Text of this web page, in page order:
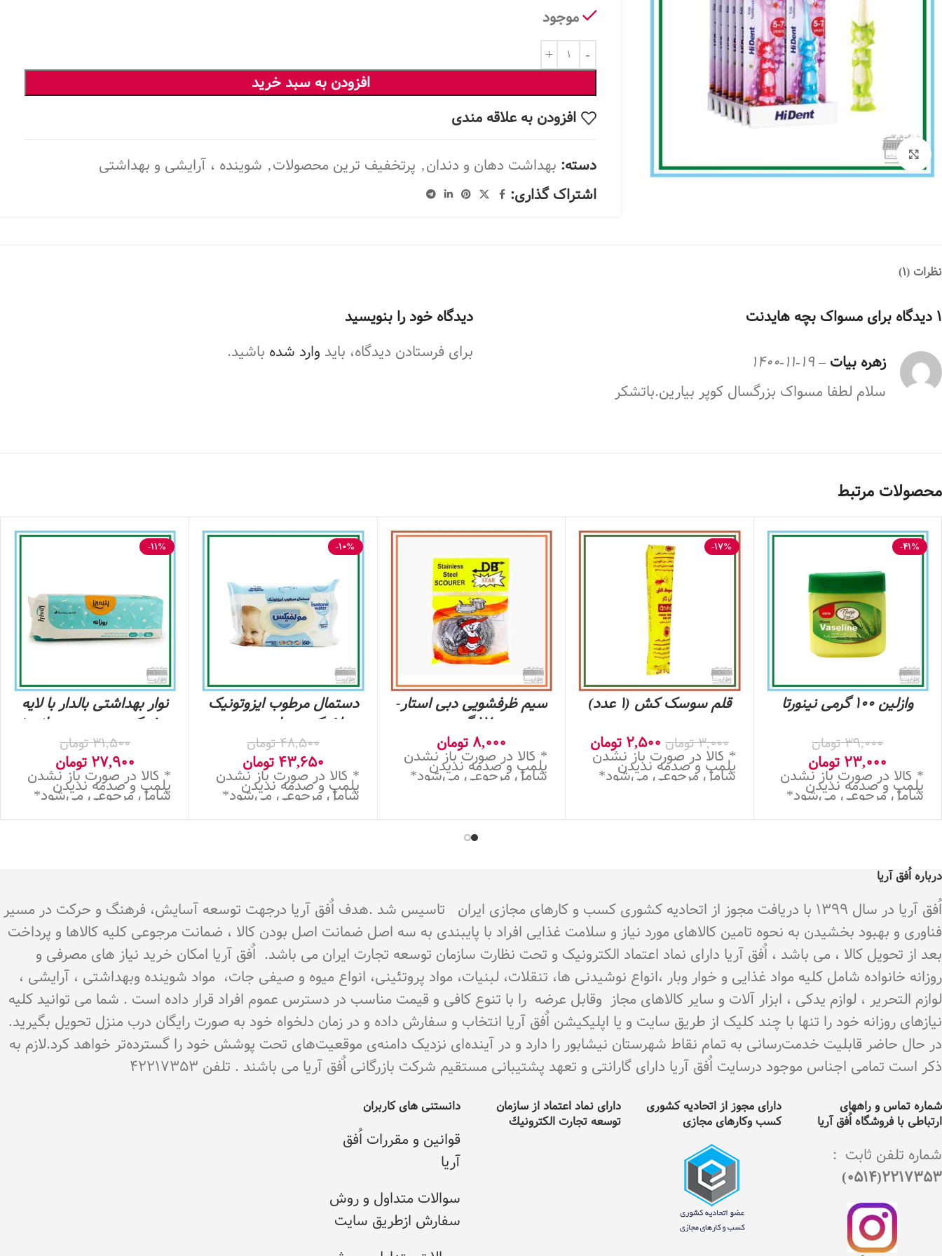
بزرگنمایی تصویر
موجود
افزودن به سبد خرید
افزودن به علاقه مندی
دسته: بهداشت دهان و دندان, پرتخفیف ترین محصولات, شوینده ، آرایشی و بهداشتی
اشتراک گذاری:
نظرات (1)
1 دیدگاه برای
مسواک بچه هایدنت
زهره بیات –
1400-11-19
سلام لطفا مسواک بزرگسال کوپر بیارین.باتشکر
دیدگاه خود را بنویسید
برای فرستادن دیدگاه، باید وارد شده باشید.
محصولات مرتبط
-41%
وازلین 100 گرمی نینورتا
39,000تومان
23,000 تومان
* کالا در صورت باز نشدن
پلمپ و صدمه ندیدن
شامل مرجوعی می‌شود*
-17%
قلم سوسک کش (1 عدد)
3,000تومان 2,500 تومان
* کالا در صورت باز نشدن
پلمپ و صدمه ندیدن
شامل مرجوعی می‌شود*
سیم ظرفشویی دبی استار-
17 گرم
8,000 تومان
* کالا در صورت باز نشدن
پلمپ و صدمه ندیدن
شامل مرجوعی می‌شود*
-10%
دستمال مرطوب ایزوتونیک
مولفیکس مناسب پوست
های حساس – 60برگ
48,500تومان
43,650 تومان
* کالا در صورت باز نشدن
پلمپ و صدمه ندیدن
شامل مرجوعی می‌شود*
-11%
نوار بهداشتی بالدار با لایه
مشبک پنبه ریز – روزانه (
سایز بزرگ 10 عددی)
31,500تومان
27,900 تومان
* کالا در صورت باز نشدن
پلمپ و صدمه ندیدن
شامل مرجوعی می‌شود*
درباره اُفق آریا
اُفق آریا در سال 1399 با دریافت مجوز از اتحادیه کشوری کسب و کارهای مجازی ایران تاسیس شد .هدف اٌفق آریا درجهت توسعه آسایش، فرهنگ و حرکت در مسیر
فناوری و بهبود بخشیدن به نحوه تامین کالاهای مورد نیاز و سلامت غذایی افراد با پایبندی به سه اصل ضمانت اصل بودن کالا ، ضمانت مرجوعی کلیه کالاها و پرداخت
بعد از تحویل کالا ، می باشد ، اٌفق آریا دارای نماد اعتماد الکترونیک و تحت نظارت سازمان توسعه تجارت ایران می باشد. اٌفق آریا امکان خرید نیاز های مصرفی و
روزانه خانواده شامل کلیه مواد غذایی و خوار وبار ،انواع نوشیدنی ها، تنقلات، لبنیات، مواد پروتئینی، انواع میوه و صیفی جات، مواد شوینده وبهداشتی ، آرایشی ،
لوازم التحریر ، لوازم یدکی ، ابزار آلات و سایر کالاهای مجاز وقابل عرضه را با تنوع کافی و قیمت مناسب در دسترس عموم افراد قرار داده است . شما می توانید کلیه
نیازهای روزانه خود را تنها با چند کلیک از طریق سایت و یا اپلیکیشن اٌفق آریا انتخاب و سفارش داده و در زمان دلخواه خود به صورت رایگان درب منزل تحویل بگیرید.
در حال حاضر قابلیت خدمت‌رسانی به تمام نقاط شهرستان نیشابور را دارد و در آینده‌ای نزدیک دامنه‌ی موقعیت‌های تحت پوشش خود را گسترده‌تر خواهد کرد.لازم به
ذکر است تمامی اجناس موجود درسایت اٌفق آریا دارای گارانتی و تعهد پشتیبانی مستقیم شرکت بازرگانی اٌفق آریا می باشند . تلفن 42217353
شماره تماس و راههای
ارتباطی با فروشگاه اُفق آریا
شماره تلفن ثابت :
2217353(0514)
دارای مجوز از اتحادیه کشوری
کسب وکارهای مجازی
دارای نماد اعتماد از سازمان
توسعه تجارت الکترونيك
دانستنی های کاربران
قوانین و مقررات اُفق
آریا
سوالات متداول و روش
سفارش ازطریق سایت